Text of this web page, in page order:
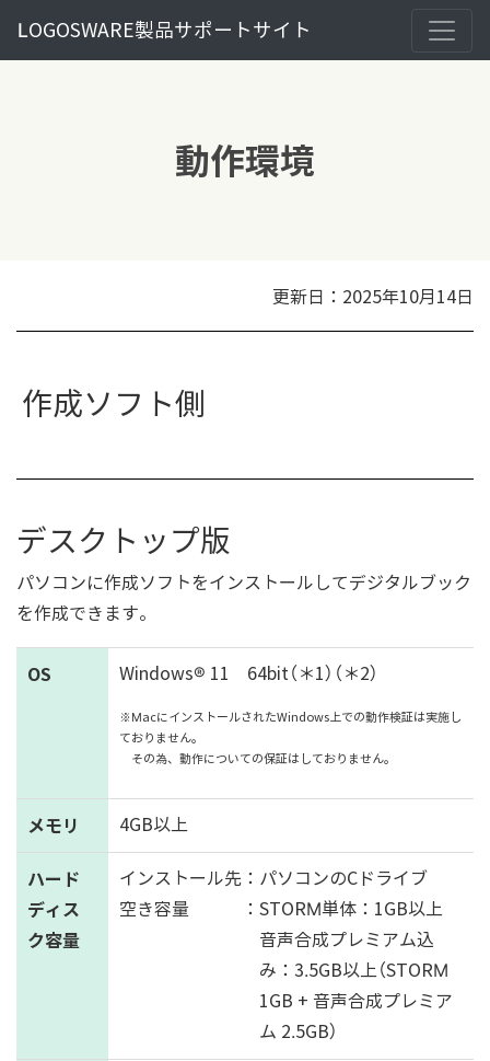
LOGOSWARE製品サポートサイト
動作環境
更新日：2025年10月14日
作成ソフト側
デスクトップ版
パソコンに作成ソフトをインストールしてデジタルブック
を作成できます。
OS Windows® 11 64bit（＊1）（＊2）
※MacにインストールされたWindows上での動作検証は実施し
ておりません。
その為、動作についての保証はしておりません。
メモリ 4GB以上
ハード
ディス
ク容量
インストール先：パソコンのCドライブ
空き容量 ：STORM単体：1GB以上
音声合成プレミアム込
み：3.5GB以上（STORM
1GB + 音声合成プレミア
ム 2.5GB）